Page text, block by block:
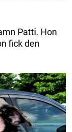
Patti. Hon
fick den